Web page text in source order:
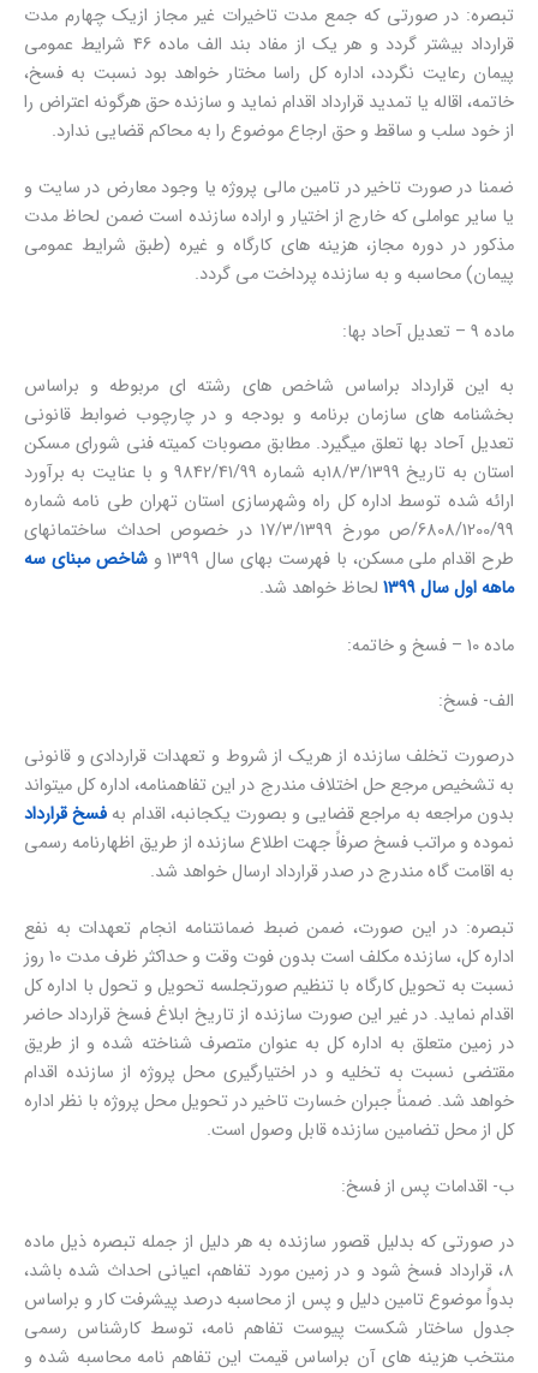
تبصره: در صورتی که جمع مدت تاخیرات غیر مجاز ازیک چهارم مدت
قرارداد بیشتر گردد و هر یک از مفاد بند الف ماده 46 شرایط عمومی
پیمان رعایت نگردد، اداره کل راسا مختار خواهد بود نسبت به فسخ،
خاتمه، اقاله یا تمدید قرارداد اقدام نماید و سازنده حق هرگونه اعتراض را
از خود سلب و ساقط و حق ارجاع موضوع را به محاکم قضایی ندارد.
ضمنا در صورت تاخیر در تامین مالی پروژه یا وجود معارض در سایت و
یا سایر عواملی که خارج از اختیار و اراده سازنده است ضمن لحاظ مدت
مذکور در دوره مجاز، هزینه های کارگاه و غیره (طبق شرایط عمومی
پیمان) محاسبه و به سازنده پرداخت می گردد.
ماده 9 – تعدیل آحاد بها:
به این قرارداد براساس شاخص های رشته ای مربوطه و براساس
بخشنامه های سازمان برنامه و بودجه و در چارچوب ضوابط قانونی
تعدیل آحاد بها تعلق میگیرد. مطابق مصوبات کمیته فنی شورای مسکن
استان به تاریخ 18/3/1399به شماره 9842/41/99 و با عنایت به برآورد
ارائه شده توسط اداره کل راه وشهرسازی استان تهران طی نامه شماره
6808/1200/99/ص مورخ 17/3/1399 در خصوص احداث ساختمانهای
طرح اقدام ملی مسکن، با فهرست بهای سال 1399 و
شاخص مبنای سه
ماهه اول سال 1399
لحاظ خواهد شد.
ماده 10 – فسخ و خاتمه:
الف- فسخ:
درصورت تخلف سازنده از هریک از شروط و تعهدات قراردادی و قانونی
به تشخیص مرجع حل اختلاف مندرج در این تفاهمنامه، اداره کل میتواند
بدون مراجعه به مراجع قضایی و بصورت یکجانبه، اقدام به فسخ قرارداد
نموده و مراتب فسخ صرفاً جهت اطلاع سازنده از طریق اظهارنامه رسمی
به اقامت گاه مندرج در صدر قرارداد ارسال خواهد شد.
تبصره: در این صورت، ضمن ضبط ضمانتنامه انجام تعهدات به نفع
اداره کل، سازنده مکلف است بدون فوت وقت و حداکثر ظرف مدت 10 روز
نسبت به تحویل کارگاه با تنظیم صورتجلسه تحویل و تحول با اداره کل
اقدام نماید. در غیر این صورت سازنده از تاریخ ابلاغ فسخ قرارداد حاضر
در زمین متعلق به اداره کل به عنوان متصرف شناخته شده و از طریق
مقتضی نسبت به تخلیه و در اختیارگیری محل پروژه از سازنده اقدام
خواهد شد. ضمناً جبران خسارت تاخیر در تحویل محل پروژه با نظر اداره
کل از محل تضامین سازنده قابل وصول است.
ب- اقدامات پس از فسخ:
در صورتی که بدلیل قصور سازنده به هر دلیل از جمله تبصره ذیل ماده
8، قرارداد فسخ شود و در زمین مورد تفاهم، اعیانی احداث شده باشد،
بدواً موضوع تامین دلیل و پس از محاسبه درصد پیشرفت کار و براساس
جدول ساختار شکست پیوست تفاهم نامه، توسط کارشناس رسمی
منتخب هزینه های آن براساس قیمت این تفاهم نامه محاسبه شده و